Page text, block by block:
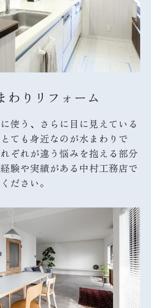
わりリフォーム
使う、さらに目に見えている
ても身近なのが水まわりで
ぞれが違う悩みを抱える部分
験や実績がある中村工務店で
ださい。